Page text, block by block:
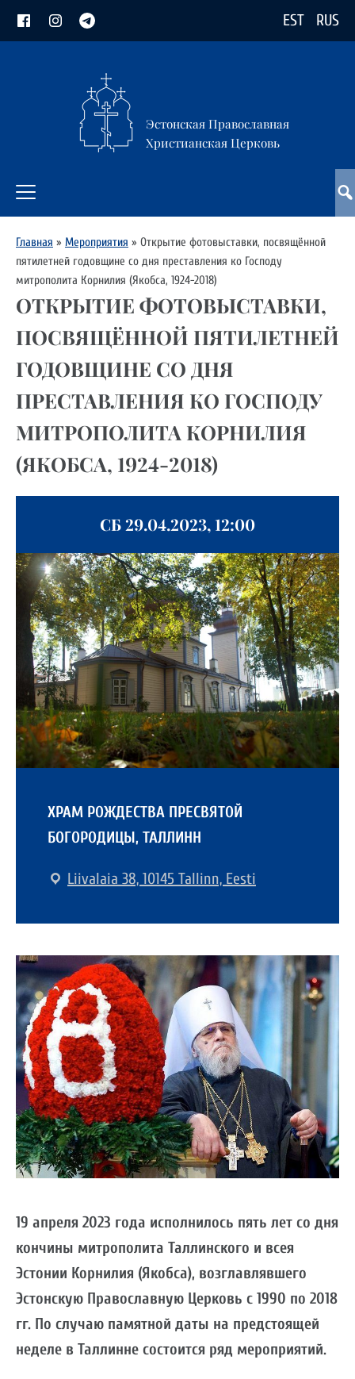
EST RUS
Эстонская Православная
Христианская Церковь
Главная » Мероприятия » Открытие фотовыставки, посвящённой
пятилетней годовщине со дня преставления ко Господу
митрополита Корнилия (Якобса, 1924-2018)
ОТКРЫТИЕ ФОТОВЫСТАВКИ,
ПОСВЯЩЁННОЙ ПЯТИЛЕТНЕЙ
ГОДОВЩИНЕ СО ДНЯ
ПРЕСТАВЛЕНИЯ КО ГОСПОДУ
МИТРОПОЛИТА КОРНИЛИЯ
(ЯКОБСА, 1924-2018)
19 апреля 2023 года исполнилось пять лет со дня
кончины митрополита Таллинского и всея
Эстонии Корнилия (Якобса), возглавлявшего
Эстонскую Православную Церковь с 1990 по 2018
гг. По случаю памятной даты на предстоящей
неделе в Таллинне состоится ряд мероприятий.
СБ 29.04.2023, 12:00
ХРАМ РОЖДЕСТВА ПРЕСВЯТОЙ
БОГОРОДИЦЫ, ТАЛЛИНН
Liivalaia 38, 10145 Tallinn, Eesti